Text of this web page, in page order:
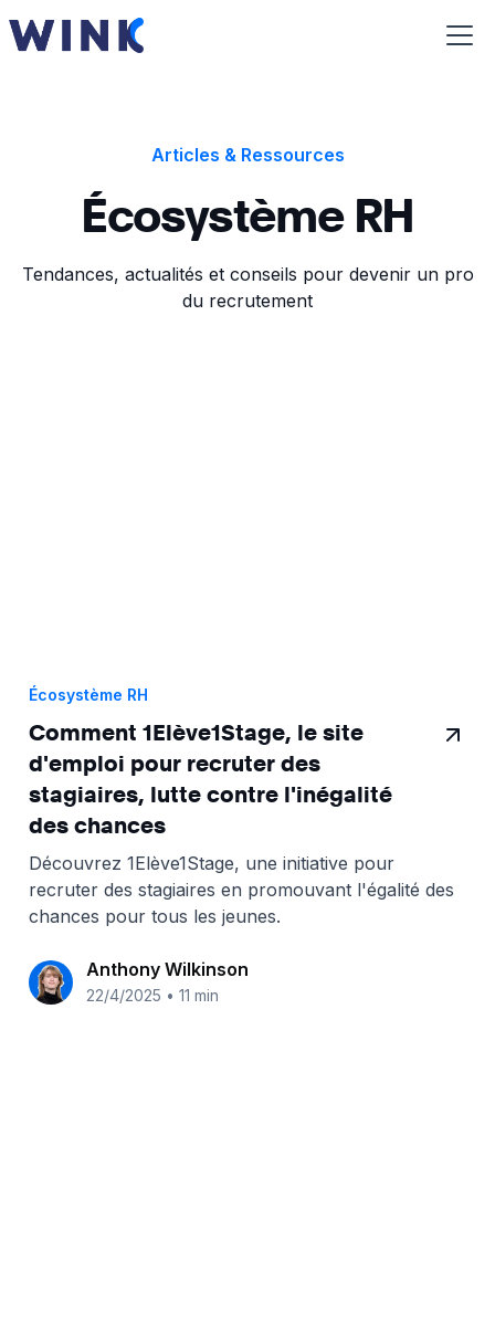
Articles & Ressources
Écosystème RH
Tendances, actualités et conseils pour devenir un pro
du recrutement
Écosystème RH
Comment 1Elève1Stage, le site
d'emploi pour recruter des
stagiaires, lutte contre l'inégalité
des chances
Découvrez 1Elève1Stage, une initiative pour
recruter des stagiaires en promouvant l'égalité des
chances pour tous les jeunes.
Anthony Wilkinson
22/4/2025 • 11 min